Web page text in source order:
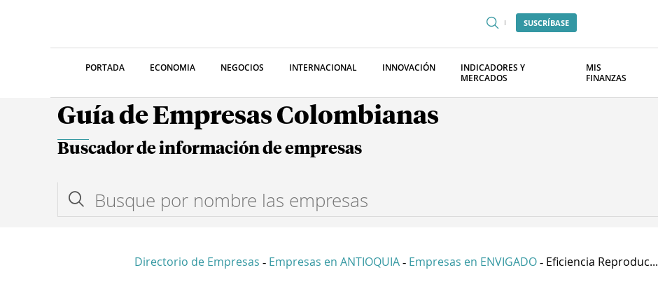
SUSCRÍBASE
PORTADA ECONOMIA NEGOCIOS INTERNACIONAL INNOVACIÓN
INDICADORES Y
MERCADOS
MIS
FINANZAS
Guía de Empresas Colombianas
Buscador de información de empresas
Directorio de Empresas - Empresas en ANTIOQUIA - Empresas en ENVIGADO - Eficiencia Reproduc...